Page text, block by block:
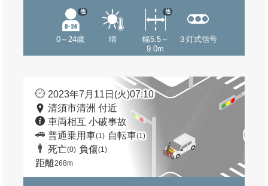
0～24歳
他
晴
幅5.5～
9.0m
他
３灯式信号
2023年7月11日(火)07:10
清須市清洲 付近
車両相互 小破事故
普通乗用車(1) 自転車(1)
死亡(0) 負傷(1)
距離268m